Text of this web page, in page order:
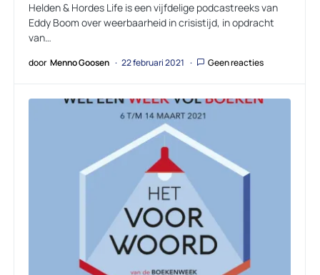
Helden & Hordes Life is een vijfdelige podcastreeks van
Eddy Boom over weerbaarheid in crisistijd, in opdracht
van…
door Menno Goosen 22 februari 2021 Geen reacties